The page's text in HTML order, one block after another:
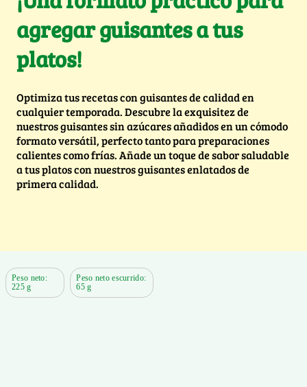
agregar guisantes a tus
platos!
Optimiza tus recetas con guisantes de calidad en
cualquier temporada. Descubre la exquisitez de
nuestros guisantes sin azúcares añadidos en un cómodo
formato versátil, perfecto tanto para preparaciones
calientes como frías. Añade un toque de sabor saludable
a tus platos con nuestros guisantes enlatados de
primera calidad.
Peso neto:
225 g
Peso neto escurrido:
65 g